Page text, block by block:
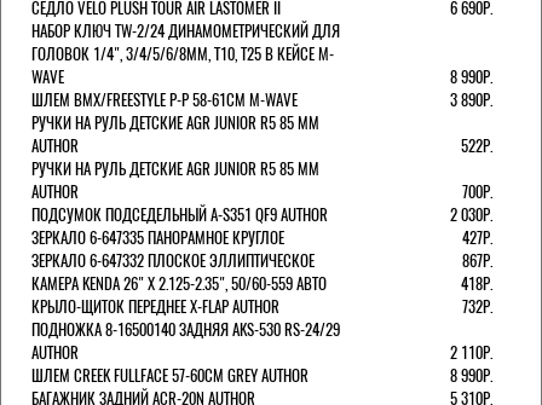
СЕДЛО VELO PLUSH TOUR AIR LASTOMER II
6 690Р.
НАБОР КЛЮЧ TW-2/24 ДИНАМОМЕТРИЧЕСКИЙ ДЛЯ
ГОЛОВОК 1/4", 3/4/5/6/8ММ, T10, T25 В КЕЙСЕ M-
WAVE
8 990Р.
ШЛЕМ ВМХ/FREESTYLE Р-Р 58-61СМ M-WAVE
3 890Р.
РУЧКИ НА РУЛЬ ДЕТСКИЕ AGR JUNIOR R5 85 ММ
AUTHOR
522Р.
РУЧКИ НА РУЛЬ ДЕТСКИЕ AGR JUNIOR R5 85 ММ
AUTHOR
700Р.
ПОДСУМОК ПОДСЕДЕЛЬНЫЙ A-S351 QF9 AUTHOR
2 030Р.
ЗЕРКАЛО 6-647335 ПАНОРАМНОЕ КРУГЛОЕ
427Р.
ЗЕРКАЛО 6-647332 ПЛОСКОЕ ЭЛЛИПТИЧЕСКОЕ
867Р.
КАМЕРА KENDA 26" Х 2.125-2.35", 50/60-559 АВТО
418Р.
КРЫЛО-ЩИТОК ПЕРЕДНЕЕ X-FLAP AUTHOR
732Р.
ПОДНОЖКА 8-16500140 ЗАДНЯЯ AKS-530 RS-24/29
AUTHOR
2 110Р.
ШЛЕМ CREEK FULLFACE 57-60СМ GREY AUTHOR
8 990Р.
БАГАЖНИК ЗАДНИЙ ACR-20N AUTHOR
5 310Р.